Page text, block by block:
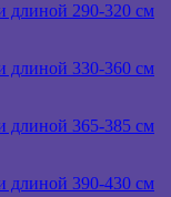
длиной 290-320 см
длиной 330-360 см
длиной 365-385 см
длиной 390-430 см